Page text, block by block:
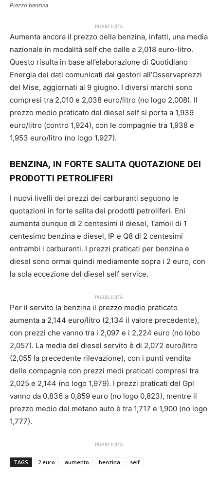
Prezzo benzina
PUBBLICITÀ
Aumenta ancora il prezzo della benzina, infatti, una media
nazionale in modalità self che dalle a 2,018 euro-litro.
Questo risulta in base all’elaborazione di Quotidiano
Energia dei dati comunicati dai gestori all’Osservaprezzi
del Mise, aggiornati al 9 giugno. I diversi marchi sono
compresi tra 2,010 e 2,038 euro/litro (no logo 2,008). Il
prezzo medio praticato del diesel self si porta a 1,939
euro/litro (contro 1,924), con le compagnie tra 1,938 e
1,953 euro/litro (no logo 1,927).
BENZINA, IN FORTE SALITA QUOTAZIONE DEI
PRODOTTI PETROLIFERI
I nuovi livelli dei prezzi dei carburanti seguono le
quotazioni in forte salita dei prodotti petroliferi. Eni
aumenta dunque di 2 centesimi il diesel, Tamoil di 1
centesimo benzina e diesel, IP e Q8 di 2 centesimi
entrambi i carburanti. I prezzi praticati per benzina e
diesel sono ormai quindi mediamente sopra i 2 euro, con
la sola eccezione del diesel self service.
PUBBLICITÀ
Per il servito la benzina il prezzo medio praticato
aumenta a 2,144 euro/litro (2,134 il valore precedente),
con prezzi che vanno tra i 2,097 e i 2,224 euro (no lobo
2,057). La media del diesel servito è di 2,072 euro/litro
(2,055 la precedente rilevazione), con i punti vendita
delle compagnie con prezzi medi praticati compresi tra
2,025 e 2,144 (no logo 1,979). I prezzi praticati del Gpl
vanno da 0,836 a 0,859 euro (no logo 0,823), mentre il
prezzo medio del metano auto è tra 1,717 e 1,900 (no logo
1,777).
PUBBLICITÀ
TAGS 2 euro aumento benzina self